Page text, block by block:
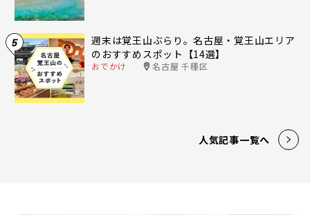
5
週末は覚王山ぶらり。名古屋・覚王山エリア
のおすすめスポット【14選】
おでかけ 名古屋 千種区
人気記事一覧へ